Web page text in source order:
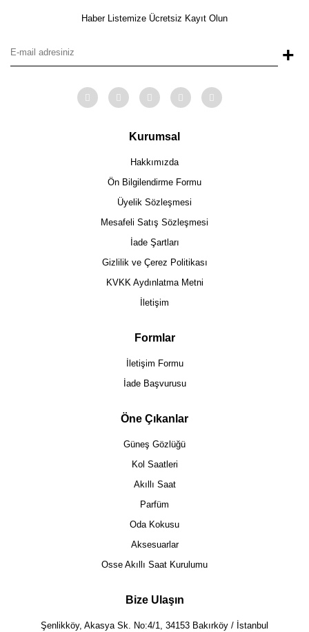
Haber Listemize Ücretsiz Kayıt Olun
+
Kurumsal
Hakkımızda
Ön Bilgilendirme Formu
Üyelik Sözleşmesi
Mesafeli Satış Sözleşmesi
İade Şartları
Gizlilik ve Çerez Politikası
KVKK Aydınlatma Metni
İletişim
Formlar
İletişim Formu
İade Başvurusu
Öne Çıkanlar
Güneş Gözlüğü
Kol Saatleri
Akıllı Saat
Parfüm
Oda Kokusu
Aksesuarlar
Osse Akıllı Saat Kurulumu
Bize Ulaşın
Şenlikköy, Akasya Sk. No:4/1, 34153 Bakırköy / İstanbul